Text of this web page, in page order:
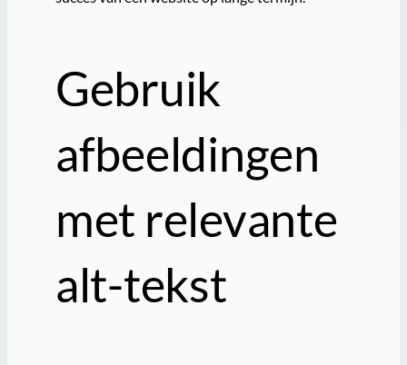
Gebruik
afbeeldingen
met relevante
alt-tekst